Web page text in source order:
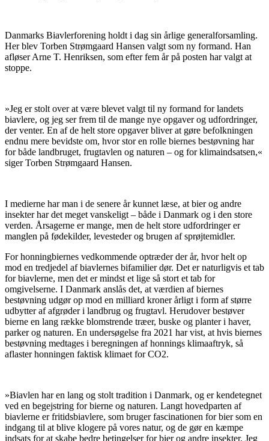
Danmarks Biavlerforening holdt i dag sin årlige generalforsamling.
Her blev Torben Strømgaard Hansen valgt som ny formand. Han
afløser Arne T. Henriksen, som efter fem år på posten har valgt at
stoppe.
»Jeg er stolt over at være blevet valgt til ny formand for landets
biavlere, og jeg ser frem til de mange nye opgaver og udfordringer,
der venter. En af de helt store opgaver bliver at gøre befolkningen
endnu mere bevidste om, hvor stor en rolle biernes bestøvning har
for både landbruget, frugtavlen og naturen – og for klimaindsatsen,«
siger Torben Strømgaard Hansen.
I medierne har man i de senere år kunnet læse, at bier og andre
insekter har det meget vanskeligt – både i Danmark og i den store
verden. Årsagerne er mange, men de helt store udfordringer er
manglen på fødekilder, levesteder og brugen af sprøjtemidler.
For honningbiernes vedkommende optræder der år, hvor helt op
mod en tredjedel af biavlernes bifamilier dør. Det er naturligvis et tab
for biavlerne, men det er mindst et lige så stort et tab for
omgivelserne. I Danmark anslås det, at værdien af biernes
bestøvning udgør op mod en milliard kroner årligt i form af større
udbytter af afgrøder i landbrug og frugtavl. Herudover bestøver
bierne en lang række blomstrende træer, buske og planter i haver,
parker og naturen. En undersøgelse fra 2021 har vist, at hvis biernes
bestøvning medtages i beregningen af honnings klimaaftryk, så
aflaster honningen faktisk klimaet for CO2.
»Biavlen har en lang og stolt tradition i Danmark, og er kendetegnet
ved en begejstring for bierne og naturen. Langt hovedparten af
biavlerne er fritidsbiavlere, som bruger fascinationen for bier som en
indgang til at blive klogere på vores natur, og de gør en kæmpe
indsats for at skabe bedre betingelser for bier og andre insekter. Jeg